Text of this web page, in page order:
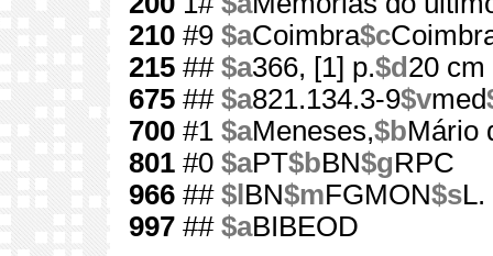
210 #9 $aCoimbra$c
215 ## $a366, [1] p.$d 20 cm
675 ## $a821.134.3-9$vmed
700 #1 $aMeneses,$bMário
801 #0 $aPT$bBN$gRPC
966 ## $l BN$mFGMON$sL.
997 ## $aBIBEOD